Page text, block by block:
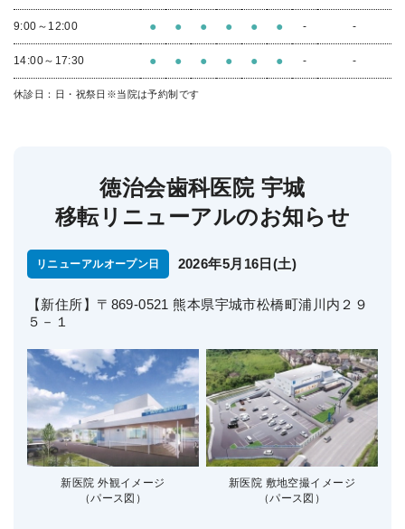
9:00～12:00 ● ● ● ● ● ● - -
14:00～17:30 ● ● ● ● ● ● - -
休診日：日・祝祭日 ※当院は予約制です
徳治会歯科医院 宇城
移転リニューアルのお知らせ
リニューアルオープン日 2026年5月16日(土)
【新住所】〒869-0521 熊本県宇城市松橋町浦川内２９
５－１
新医院 外観イメージ
（パース図）
新医院 敷地空撮イメージ
（パース図）